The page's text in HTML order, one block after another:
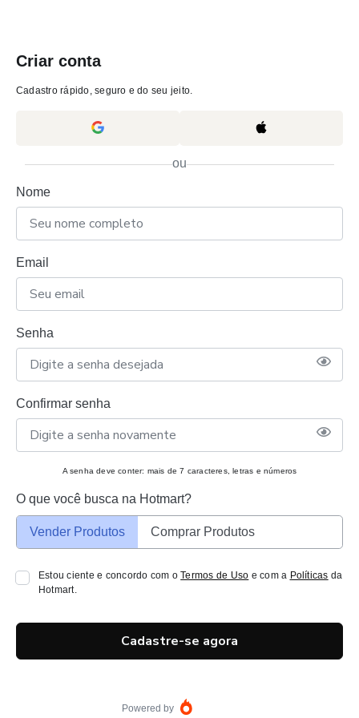
Criar conta
Cadastro rápido, seguro e do seu jeito.
ou
Nome
Email
Senha
Confirmar senha
A senha deve conter: mais de 7 caracteres, letras e números
O que você busca na Hotmart?
Vender Produtos Comprar Produtos
Estou ciente e concordo com oTermos de Uso e com a Políticas da
Hotmart.
Cadastre-se agora
Powered by